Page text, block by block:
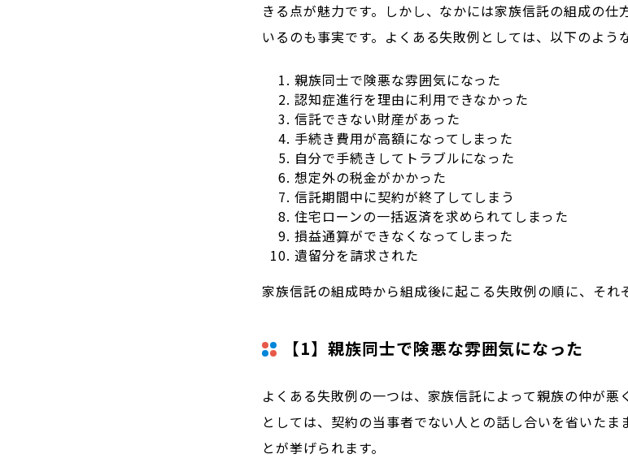
きる点が魅力です。しかし、なかには家族信託の組成の仕
いるのも事実です。よくある失敗例としては、以下のよう
親族同士で険悪な雰囲気になった
認知症進行を理由に利用できなかった
信託できない財産があった
手続き費用が高額になってしまった
自分で手続きしてトラブルになった
想定外の税金がかかった
信託期間中に契約が終了してしまう
住宅ローンの一括返済を求められてしまった
損益通算ができなくなってしまった
遺留分を請求された
家族信託の組成時から組成後に起こる失敗例の順に、それ
【1】親族同士で険悪な雰囲気になった
よくある失敗例の一つは、家族信託によって親族の仲が悪
としては、契約の当事者でない人との話し合いを省いたま
とが挙げられます。